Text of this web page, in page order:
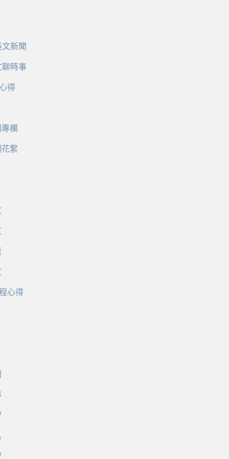
新聞
聊時事
得
欄
絮
心得